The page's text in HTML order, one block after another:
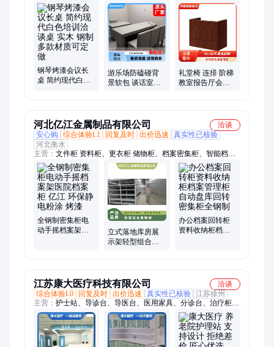
收银台、法官台、前台桌、橡木椅、审判桌、软包椅、法官椅、
约束椅、实验桌、审判椅、软包桌、发言台、吧台桌、操作台、
监控台、会议桌、法官桌、洗手池、犯人椅
钢琴烤漆会议长
桌 简约现代白色
游乐场防磕碰背
景软包 谈话室防
礼堂椅 连排 阶梯
教室报告厅会议
河北亿江金属制品有限公司
洽谈
安心购
综合体验L1 回复及时 出价迅速
真实性已核验
河北衡水
主营： 文件柜 资料柜、更衣柜 储物柜、档案密集柜、智能档案
密集柜、智能回转柜、电子文件柜、财务凭证柜、办公家具、金
属制品、移动密集架、移动式货架、防暴器材柜、微型消防器材
柜、保密柜、存包柜、工具柜、拆装文件柜、图书柜、仓储货
架、电子密码柜、制式内务柜、移动文件柜、密集架、档案柜、
密集柜
全钢制密集柜电
动手摇档案架医
立式落地库房展
示架轻型组合置
办公档案回转柜
资料收纳柜档案
江苏康大医疗科技有限公司
洽谈
综合体验L0
回复及时 出价迅速 真实性已核验 江苏徐州
主营： 护士站、导诊台、导医台、医用家具、分诊台、治疗柜、
处置柜、更衣柜、医疗家具、文件柜、污洗池、药柜